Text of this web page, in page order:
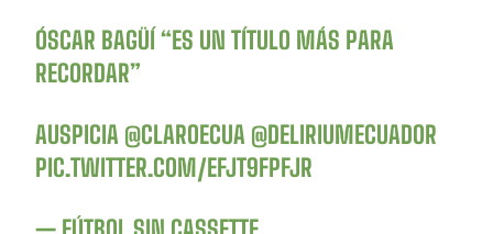
ÓSCAR BAGÜÍ “ES UN TÍTULO MÁS PARA
RECORDAR”
AUSPICIA @CLAROECUA @DELIRIUMECUADOR
PIC.TWITTER.COM/EFJT9FPFJR